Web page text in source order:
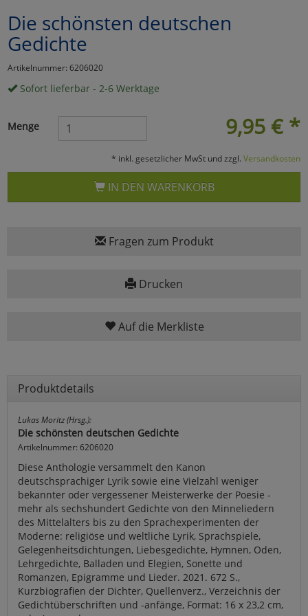
Die schönsten deutschen
Gedichte
Artikelnummer: 6206020
Sofort lieferbar - 2-6 Werktage
9,95 € *
Menge
* inkl. gesetzlicher MwSt und zzgl. Versandkosten
IN DEN WARENKORB
Fragen zum Produkt
Drucken
Auf die Merkliste
Produktdetails
Lukas Moritz (Hrsg.):
Die schönsten deutschen Gedichte
Artikelnummer: 6206020
Diese Anthologie versammelt den Kanon
deutschsprachiger Lyrik sowie eine Vielzahl weniger
bekannter oder vergessener Meisterwerke der Poesie -
mehr als sechshundert Gedichte von den Minneliedern
des Mittelalters bis zu den Sprachexperimenten der
Moderne: religiöse und weltliche Lyrik, Sprachspiele,
Gelegenheitsdichtungen, Liebesgedichte, Hymnen, Oden,
Lehrgedichte, Balladen und Elegien, Sonette und
Romanzen, Epigramme und Lieder. 2021. 672 S.,
Kurzbiografien der Dichter, Quellenverz., Verzeichnis der
Gedichtüberschriften und -anfänge, Format: 16 x 23,2 cm,
Marketing
Umfragetools
Cookies
Alle Akzeptieren
Cookies
Einstellungen speichern
zurückzu Haupptseite